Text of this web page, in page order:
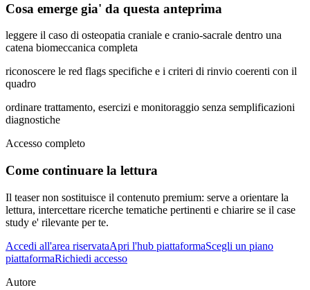
Cosa emerge gia' da questa anteprima
leggere il caso di osteopatia craniale e cranio-sacrale dentro una
catena biomeccanica completa
riconoscere le red flags specifiche e i criteri di rinvio coerenti con il
quadro
ordinare trattamento, esercizi e monitoraggio senza semplificazioni
diagnostiche
Accesso completo
Come continuare la lettura
Il teaser non sostituisce il contenuto premium: serve a orientare la
lettura, intercettare ricerche tematiche pertinenti e chiarire se il case
study e' rilevante per te.
Accedi all'area riservataApri l'hub piattaformaScegli un piano
piattaformaRichiedi accesso
Autore